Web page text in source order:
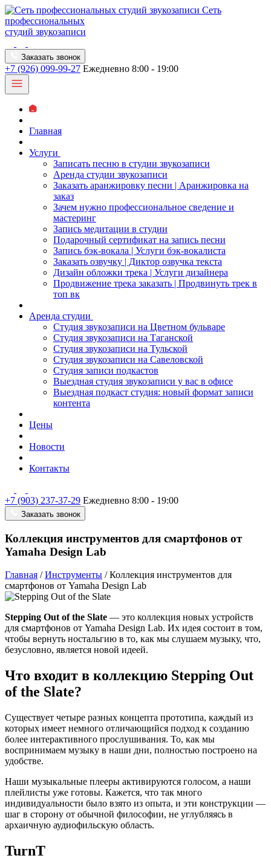
Сеть
профессиональных
студий звукозаписи
Заказать звонок
+7 (926) 099-99-27 Ежедневно 8:00 - 19:00
Главная
Услуги
Записать песню в студии звукозаписи
Аренда студии звукозаписи
Заказать аранжировку песни | Аранжировка на
заказ
Зачем нужно профессиональное сведение и
мастеринг
Запись медитации в студии
Подарочный сертификат на запись песни
Запись бэк-вокала | Услуги бэк-вокалиста
Заказать озвучку | Диктор озвучка текста
Дизайн обложки трека | Услуги дизайнера
Продвижение трека заказать | Продвинуть трек в
топ вк
Аренда студии
Студия звукозаписи на Цветном бульваре
Студия звукозаписи на Таганской
Студия звукозаписи на Тульской
Студия звукозаписи на Савеловской
Студия записи подкастов
Выездная студия звукозаписи у вас в офисе
Выездная подкаст студия: новый формат записи
контента
Цены
Новости
Контакты
+7 (903) 237-37-29 Ежедневно 8:00 - 19:00
Заказать звонок
Коллекция инструментов для смартфонов от
Yamaha Design Lab
Главная /Инструменты /Коллекция инструментов для
смартфонов от Yamaha Design Lab
Stepping Out of the Slate — это коллекция новых устройств
для смартфонов от Yamaha Design Lab. Их идея состоит в том,
чтобы вернуть ностальгию в то, как мы слушаем музыку, что,
безусловно, является новой идеей.
Что входит в коллекцию Stepping Out
of the Slate?
Существует четыре разных концепта прототипа, каждый из
которых имеет немного отличающийся подход к созданию
более интерактивного прослушивания. То, как мы
воспринимаем музыку в наши дни, полностью построено на
удобстве.
Наши музыкальные плееры активируются голосом, а наши
плейлисты уже готовы. Кажется, что так много
индивидуальности было взято из опыта, и эти конструкции —
шаг в сторону от обычной философии, не углубляясь в
архаичную аудиофильскую область.
TurnT